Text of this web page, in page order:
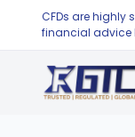
CFDs are highly
financial advice